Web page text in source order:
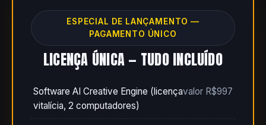
ESPECIAL DE LANÇAMENTO —
PAGAMENTO ÚNICO
LICENÇA ÚNICA — TUDO INCLUÍDO
Software AI Creative Engine (licença
vitalícia, 2 computadores)
valor R$997